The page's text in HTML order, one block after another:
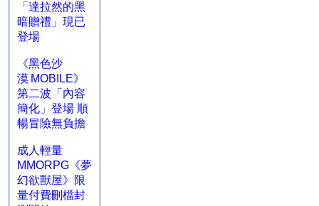
「達拉然的黑
暗贈禮」現已
登場
《黑色沙
漠 MOBILE》
第二波「內容
簡化」登場 順
暢冒險無負擔
成人輕量
MMORPG《夢
幻欲獸屋》限
量付費刪檔封